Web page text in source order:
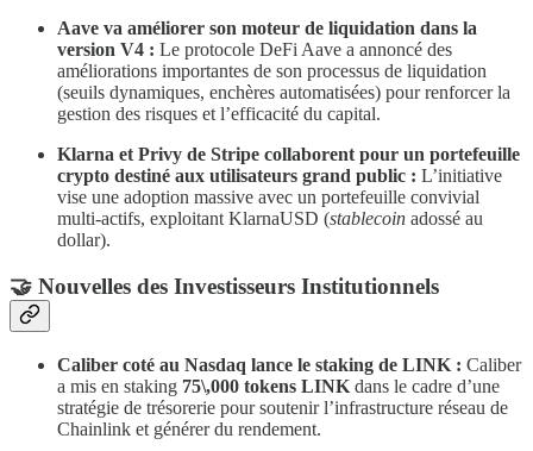
Aave va améliorer son moteur de liquidation dans la
version V4 : Le protocole DeFi Aave a annoncé des
améliorations importantes de son processus de liquidation
(seuils dynamiques, enchères automatisées) pour renforcer la
gestion des risques et l’efficacité du capital.
Klarna et Privy de Stripe collaborent pour un portefeuille
crypto destiné aux utilisateurs grand public : L’initiative
vise une adoption massive avec un portefeuille convivial
multi-actifs, exploitant KlarnaUSD (stablecoin adossé au
dollar).
​🤝 Nouvelles des Investisseurs Institutionnels
Caliber coté au Nasdaq lance le staking de LINK : Caliber
a mis en staking 75\,000 tokens LINK dans le cadre d’une
stratégie de trésorerie pour soutenir l’infrastructure réseau de
Chainlink et générer du rendement.